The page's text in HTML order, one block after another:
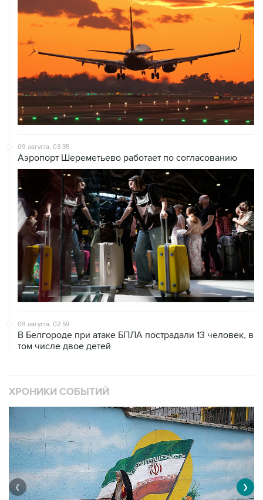
09 августа, 03:35
Аэропорт Шереметьево работает по согласованию
09 августа, 02:59
В Белгороде при атаке БПЛА пострадали 13 человек, в
том числе двое детей
ХРОНИКИ СОБЫТИЙ
❮ ❯